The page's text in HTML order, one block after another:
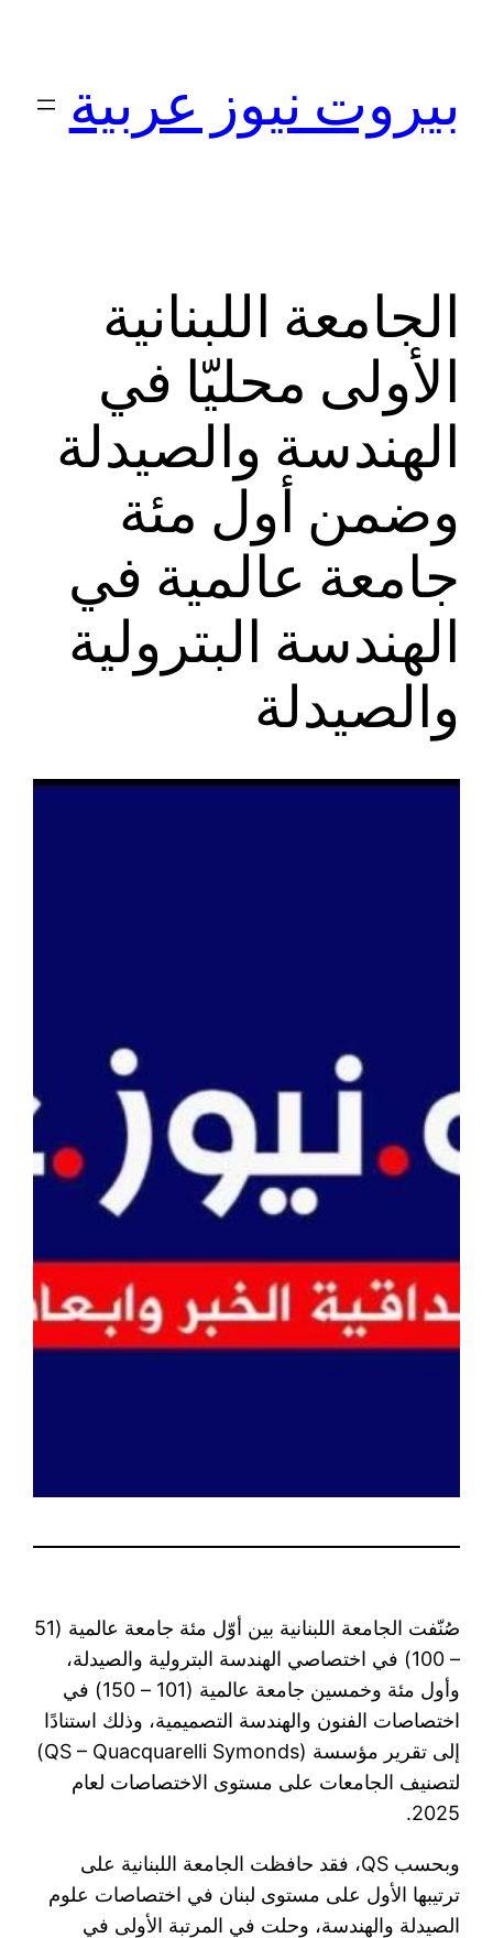
بيروت نيوز عربية
الجامعة اللبنانية
الأولى محليّا في
الهندسة والصيدلة
وضمن أول مئة
جامعة عالمية في
الهندسة البترولية
والصيدلة
صُنّفت الجامعة اللبنانية بين أوّل مئة جامعة عالمية (51
– 100) في اختصاصي الهندسة البترولية والصيدلة،
وأول مئة وخمسين جامعة عالمية (101 – 150) في
اختصاصات الفنون والهندسة التصميمية، وذلك استنادًا
إلى تقرير مؤسسة (QS – Quacquarelli Symonds)
لتصنيف الجامعات على مستوى الاختصاصات لعام
2025.
وبحسب QS، فقد حافظت الجامعة اللبنانية على
ترتيبها الأول على مستوى لبنان في اختصاصات علوم
الصيدلة والهندسة، وحلت في المرتبة الأولى في